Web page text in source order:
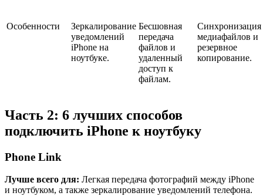
Особенности
Зеркалирование
уведомлений
iPhone на
ноутбуке.
Бесшовная
передача
файлов и
удаленный
доступ к
файлам.
Синхронизация
медиафайлов и
резервное
копирование.
Часть 2: 6 лучших способов
подключить iPhone к ноутбуку
Phone Link
Лучше всего для: Легкая передача фотографий между iPhone
и ноутбуком, а также зеркалирование уведомлений телефона.